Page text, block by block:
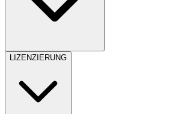
LIZENZIERUNG